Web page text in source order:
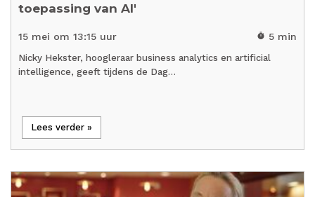
toepassing van AI'
15 mei om 13:15 uur timer 5 min
Nicky Hekster, hoogleraar business analytics en artificial
intelligence, geeft tijdens de Dag…
Lees verder »